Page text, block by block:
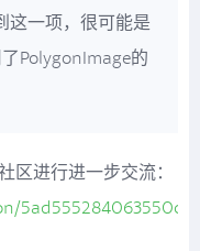
这一项，很可能是
PolygonImage的
区进行进一步交流：